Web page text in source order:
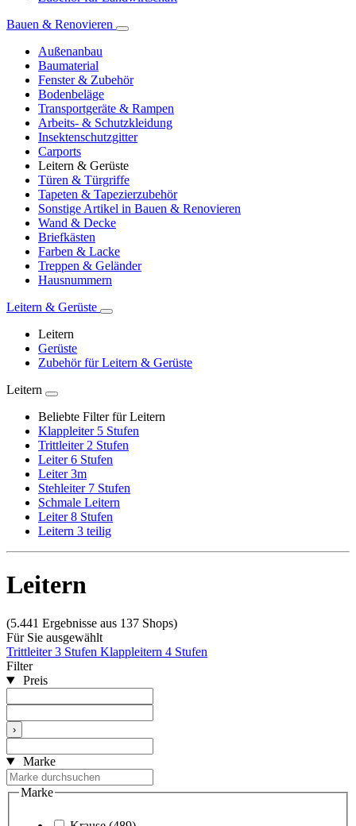
Bauen & Renovieren
Außenanbau
Baumaterial
Fenster & Zubehör
Bodenbeläge
Transportgeräte & Rampen
Arbeits- & Schutzkleidung
Insektenschutzgitter
Carports
Leitern & Gerüste
Türen & Türgriffe
Tapeten & Tapezierzubehör
Sonstige Artikel in Bauen & Renovieren
Wand & Decke
Briefkästen
Farben & Lacke
Treppen & Geländer
Hausnummern
Leitern & Gerüste
Leitern
Gerüste
Zubehör für Leitern & Gerüste
Leitern
Beliebte Filter für Leitern
Klappleiter 5 Stufen
Trittleiter 2 Stufen
Leiter 6 Stufen
Leiter 3m
Stehleiter 7 Stufen
Schmale Leitern
Leiter 8 Stufen
Leitern 3 teilig
Leitern
(5.441 Ergebnisse aus 137 Shops)
Für Sie ausgewählt
Trittleiter 3 Stufen Klappleitern 4 Stufen
Filter
Preis
›
Marke
Marke